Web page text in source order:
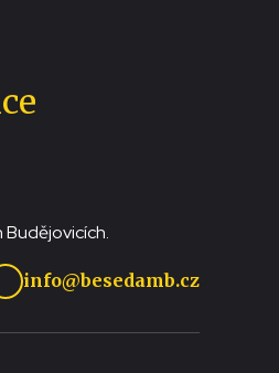
Budějovicích.
info@besedamb.cz